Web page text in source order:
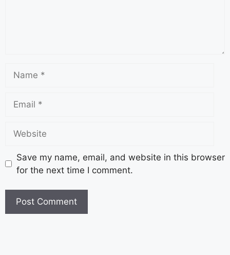
Save my name, email, and website in this browser
for the next time I comment.